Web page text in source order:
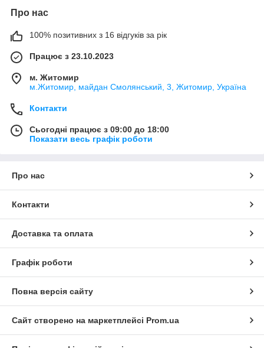
Про нас
100% позитивних з 16 відгуків за рік
Працює з 23.10.2023
м. Житомир
м.Житомир, майдан Смолянський, 3, Житомир, Україна
Контакти
Сьогодні працює з 09:00 до 18:00
Показати весь графік роботи
Про нас
Контакти
Доставка та оплата
Графік роботи
Повна версія сайту
Сайт створено на маркетплейсі Prom.ua